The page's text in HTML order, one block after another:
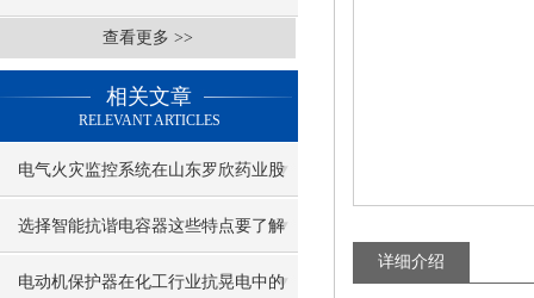
查看更多 >>
相关文章
RELEVANT ARTICLES
电气火灾监控系统在山东罗欣药业股
份有限公司项目中的应用
选择智能抗谐电容器这些特点要了解
电动机保护器在化工行业抗晃电中的
详细介绍